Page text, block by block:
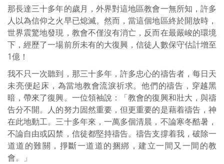
那長達三十多年的歲月，外界對這地區教會一無所知，許多
人以為信仰之火早已熄滅。然而，當這個地區終於開放時，
世界震驚地發現，教會不僅沒有消亡，反而在最嚴峻的環境
下，經歷了一場前所未有的大復興，信徒人數保守估計增至
1億！
我不只一次聽到，那三十多年，許多忠心的禱告者，每日天
未亮便起床，為當地教會流淚祈求。他們的禱告，穿越黑
暗，帶來了復興。一位領袖說：「教會的復興和壯大，與禱
告分不開。人的努力固然重要，但更重要的是藉着禱告，神
在此地動工。三十多年來，一萬多個清晨，不論寒冬酷暑，
不論自由或囚禁，信徒都堅持禱告。禱告支撐着我，破除一
道道的難關，掙斷一道道的捆綁，建立一間又一間的教
會。」